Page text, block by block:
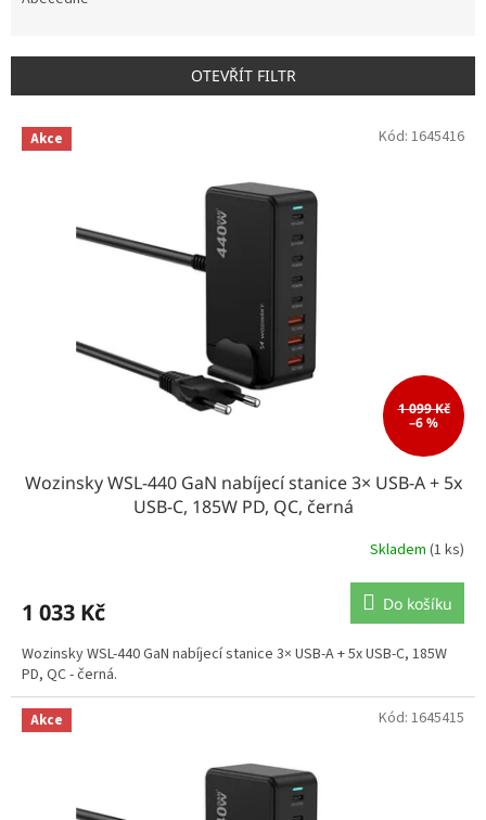
r
o
d
OTEVŘÍT FILTR
V Akce
1 099 Kč
–6 %
Wozinsky WSL-440 GaN nabíjecí stanice 3× USB-A + 5x
USB-C, 185W PD, QC, černá
Skladem (1 ks)
1 033 Kč Do košíku
Wozinsky WSL-440 GaN nabíjecí stanice 3× USB-A + 5x USB-C, 185W
PD, QC - černá.
Kód: 1645416
Akce Kód: 1645415